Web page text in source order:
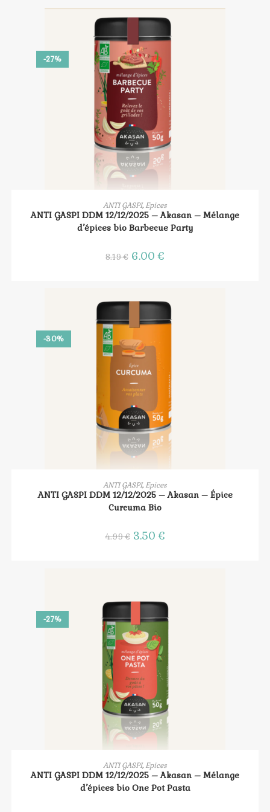
-27%
AJOUTER AU PANIER
ANTI GASPI, Epices
ANTI GASPI DDM 12/12/2025 – Akasan – Mélange
d’épices bio Barbecue Party
8.19€ Le
prix
6.00€
-30%
AJOUTER AU PANIER
ANTI GASPI, Epices
ANTI GASPI DDM 12/12/2025 – Akasan – Épice
Curcuma Bio
4.99€ Le
prix
3.50€
-27%
AJOUTER AU PANIER
ANTI GASPI, Epices
ANTI GASPI DDM 12/12/2025 – Akasan – Mélange
d’épices bio One Pot Pasta